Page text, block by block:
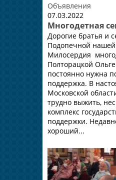
Объявления
07.03.2022
Многодетная
Дорогие братья и
Подопечной
Милосердия
Полторацкой
постоянно нужна
поддержка. В
Московской
трудно выжить,
комплекс
поддержки.
хороший...